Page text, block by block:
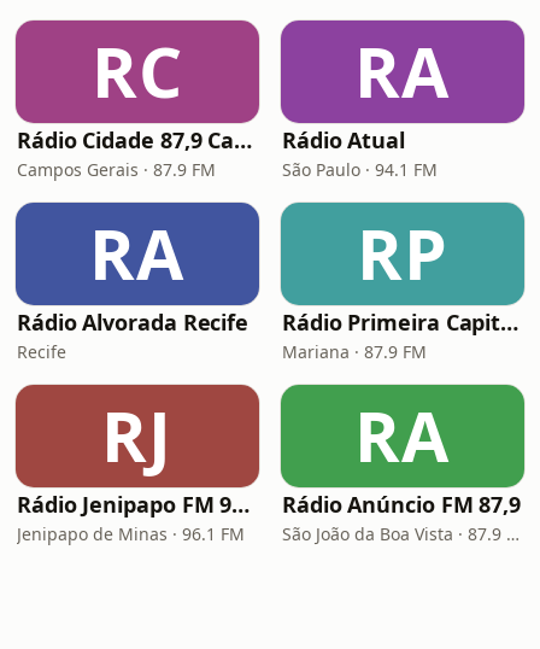
RC
Rádio Cidade 87,9 Campos Gerais
Campos Gerais · 87.9 FM
RA
Rádio Atual
São Paulo · 94.1 FM
RA
Rádio Alvorada Recife
Recife
RP
Rádio Primeira Capital 87.9 FM
Mariana · 87.9 FM
RJ
Rádio Jenipapo FM 96.1
Jenipapo de Minas · 96.1 FM
RA
Rádio Anúncio FM 87,9
São João da Boa Vista · 87.9 FM